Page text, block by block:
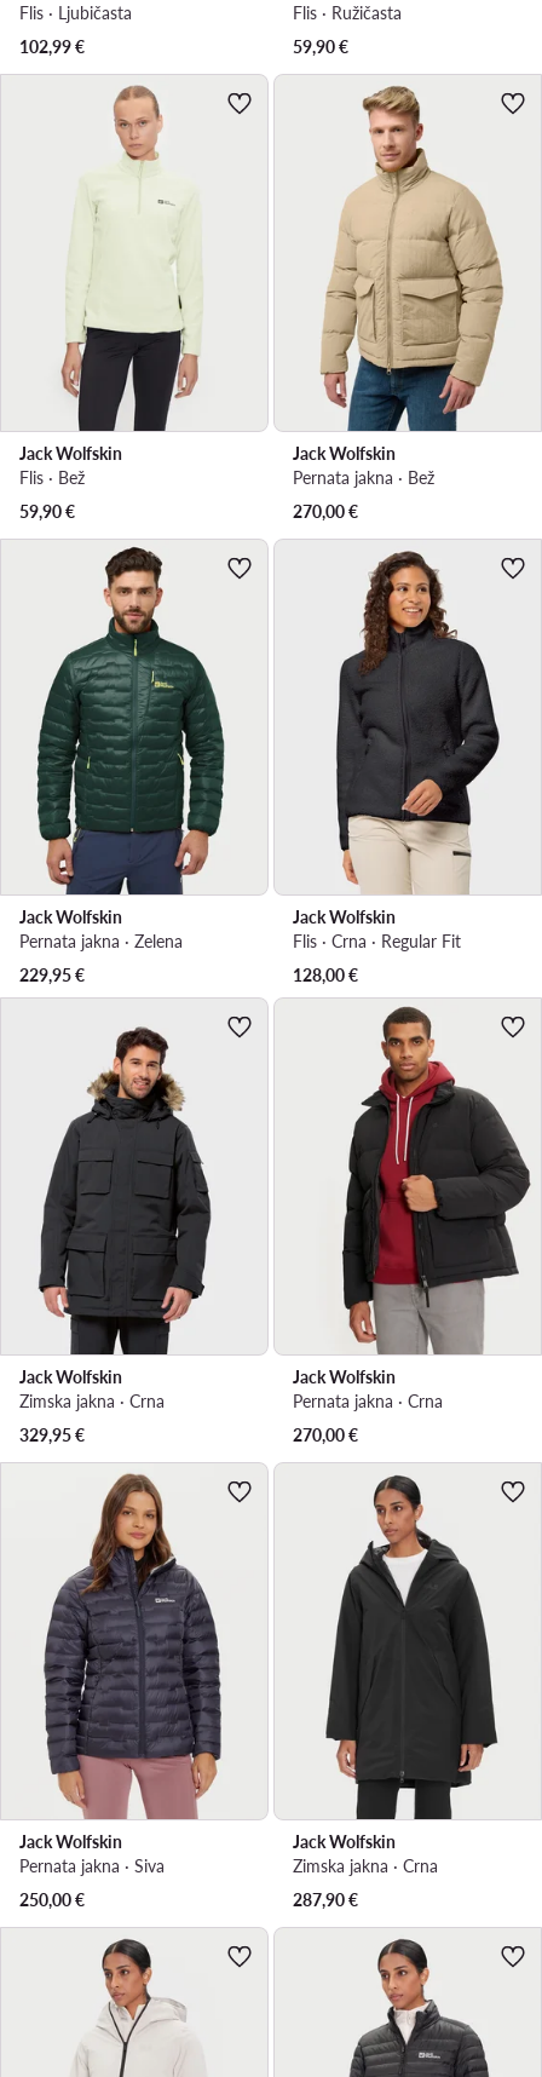
Flis · Ljubičasta
102,99€
Flis · Ružičasta
59,90€
Jack Wolfskin
Flis · Bež
59,90€
Jack Wolfskin
Pernata jakna · Bež
270,00€
Jack Wolfskin
Pernata jakna · Zelena
229,95€
Jack Wolfskin
Flis · Crna · Regular Fit
128,00€
Jack Wolfskin
Zimska jakna · Crna
329,95€
Jack Wolfskin
Pernata jakna · Crna
270,00€
Jack Wolfskin
Pernata jakna · Siva
250,00€
Jack Wolfskin
Zimska jakna · Crna
287,90€